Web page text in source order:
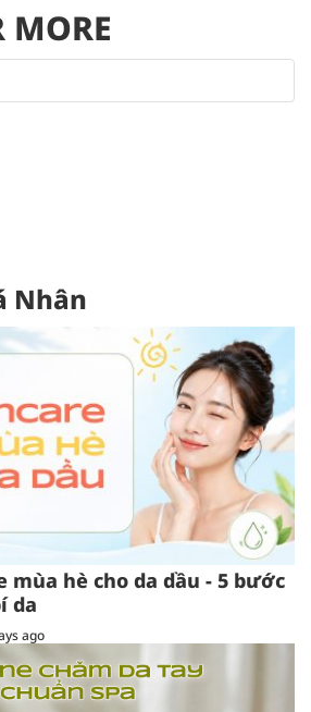
MORE
Nhân
mùa hè cho da dầu - 5 bước
da
ago